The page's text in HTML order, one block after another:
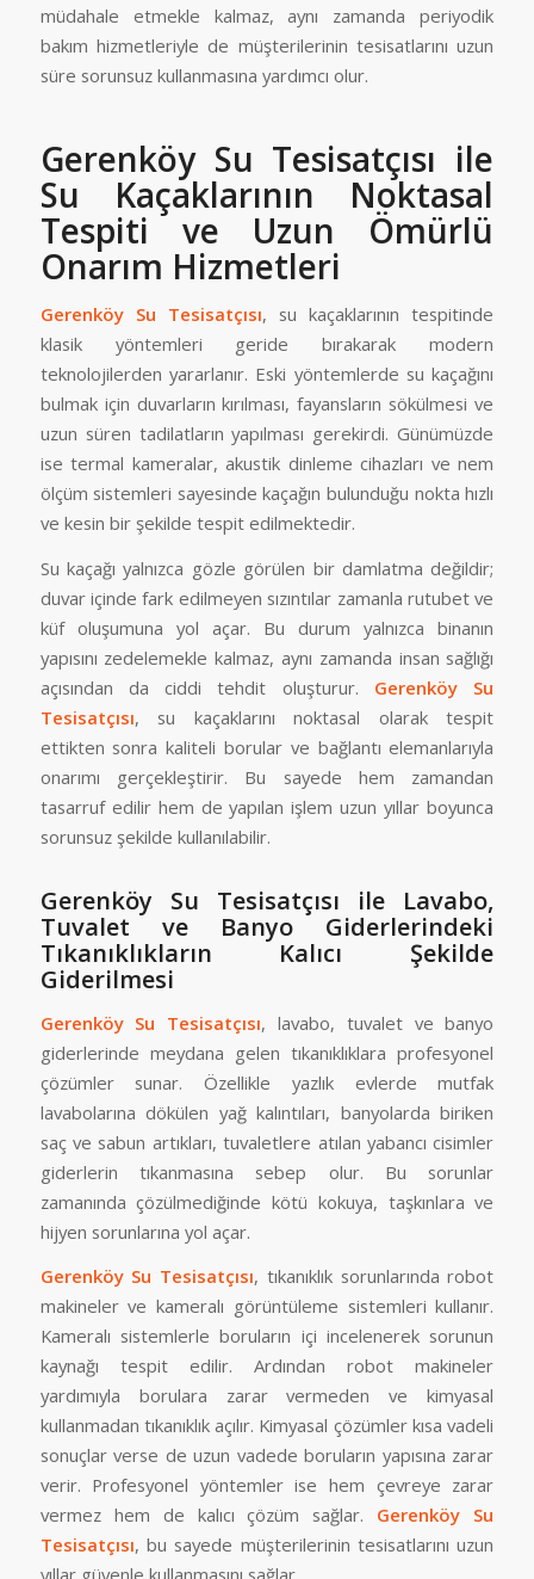
müdahale etmekle kalmaz, aynı zamanda periyodik
bakım hizmetleriyle de müşterilerinin tesisatlarını uzun
süre sorunsuz kullanmasına yardımcı olur.
Gerenköy Su Tesisatçısı ile
Su Kaçaklarının Noktasal
Tespiti ve Uzun Ömürlü
Onarım Hizmetleri
Gerenköy Su Tesisatçısı, su kaçaklarının tespitinde
klasik yöntemleri geride bırakarak modern
teknolojilerden yararlanır. Eski yöntemlerde su kaçağını
bulmak için duvarların kırılması, fayansların sökülmesi ve
uzun süren tadilatların yapılması gerekirdi. Günümüzde
ise termal kameralar, akustik dinleme cihazları ve nem
ölçüm sistemleri sayesinde kaçağın bulunduğu nokta hızlı
ve kesin bir şekilde tespit edilmektedir.
Su kaçağı yalnızca gözle görülen bir damlatma değildir;
duvar içinde fark edilmeyen sızıntılar zamanla rutubet ve
küf oluşumuna yol açar. Bu durum yalnızca binanın
yapısını zedelemekle kalmaz, aynı zamanda insan sağlığı
açısından da ciddi tehdit oluşturur. Gerenköy Su
Tesisatçısı, su kaçaklarını noktasal olarak tespit
ettikten sonra kaliteli borular ve bağlantı elemanlarıyla
onarımı gerçekleştirir. Bu sayede hem zamandan
tasarruf edilir hem de yapılan işlem uzun yıllar boyunca
sorunsuz şekilde kullanılabilir.
Gerenköy Su Tesisatçısı ile Lavabo,
Tuvalet ve Banyo Giderlerindeki
Tıkanıklıkların Kalıcı Şekilde
Giderilmesi
Gerenköy Su Tesisatçısı, lavabo, tuvalet ve banyo
giderlerinde meydana gelen tıkanıklıklara profesyonel
çözümler sunar. Özellikle yazlık evlerde mutfak
lavabolarına dökülen yağ kalıntıları, banyolarda biriken
saç ve sabun artıkları, tuvaletlere atılan yabancı cisimler
giderlerin tıkanmasına sebep olur. Bu sorunlar
zamanında çözülmediğinde kötü kokuya, taşkınlara ve
hijyen sorunlarına yol açar.
Gerenköy Su Tesisatçısı, tıkanıklık sorunlarında robot
makineler ve kameralı görüntüleme sistemleri kullanır.
Kameralı sistemlerle boruların içi incelenerek sorunun
kaynağı tespit edilir. Ardından robot makineler
yardımıyla borulara zarar vermeden ve kimyasal
kullanmadan tıkanıklık açılır. Kimyasal çözümler kısa vadeli
sonuçlar verse de uzun vadede boruların yapısına zarar
verir. Profesyonel yöntemler ise hem çevreye zarar
vermez hem de kalıcı çözüm sağlar. Gerenköy Su
Tesisatçısı, bu sayede müşterilerinin tesisatlarını uzun